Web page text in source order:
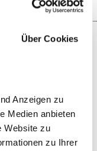
Über Cookies
Anzeigen zu
Medien anbieten
Website zu
zu Ihrer